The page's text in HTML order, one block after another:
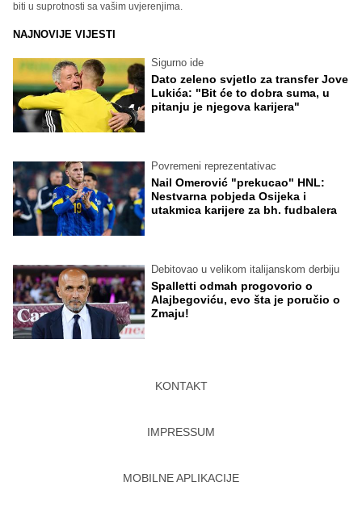
biti u suprotnosti sa vašim uvjerenjima.
NAJNOVIJE VIJESTI
Sigurno ide
Dato zeleno svjetlo za transfer Jove
Lukića: "Bit će to dobra suma, u
pitanju je njegova karijera"
Povremeni reprezentativac
Nail Omerović "prekucao" HNL:
Nestvarna pobjeda Osijeka i
utakmica karijere za bh. fudbalera
Debitovao u velikom italijanskom derbiju
Spalletti odmah progovorio o
Alajbegoviću, evo šta je poručio o
Zmaju!
KONTAKT
IMPRESSUM
MOBILNE APLIKACIJE